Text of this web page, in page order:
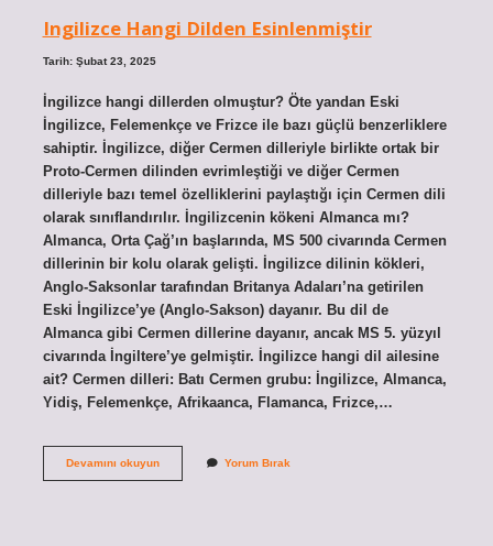
Ingilizce Hangi Dilden Esinlenmiştir
Tarih: Şubat 23, 2025
İngilizce hangi dillerden olmuştur? Öte yandan Eski
İngilizce, Felemenkçe ve Frizce ile bazı güçlü benzerliklere
sahiptir. İngilizce, diğer Cermen dilleriyle birlikte ortak bir
Proto-Cermen dilinden evrimleştiği ve diğer Cermen
dilleriyle bazı temel özelliklerini paylaştığı için Cermen dili
olarak sınıflandırılır. İngilizcenin kökeni Almanca mı?
Almanca, Orta Çağ’ın başlarında, MS 500 civarında Cermen
dillerinin bir kolu olarak gelişti. İngilizce dilinin kökleri,
Anglo-Saksonlar tarafından Britanya Adaları’na getirilen
Eski İngilizce’ye (Anglo-Sakson) dayanır. Bu dil de
Almanca gibi Cermen dillerine dayanır, ancak MS 5. yüzyıl
civarında İngiltere’ye gelmiştir. İngilizce hangi dil ailesine
ait? Cermen dilleri: Batı Cermen grubu: İngilizce, Almanca,
Yidiş, Felemenkçe, Afrikaanca, Flamanca, Frizce,…
Devamını okuyunIngilizce
Yorum Bırak